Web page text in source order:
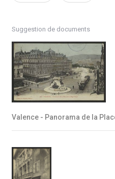
Suggestion de documents
Valence - Panorama de la